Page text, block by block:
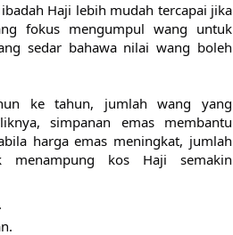
Haji lebih mudah tercapai jika
fokus mengumpul wang untuk
sedar bahawa nilai wang boleh
ke tahun, jumlah wang yang
simpanan emas membantu
harga emas meningkat, jumlah
kos Haji semakin